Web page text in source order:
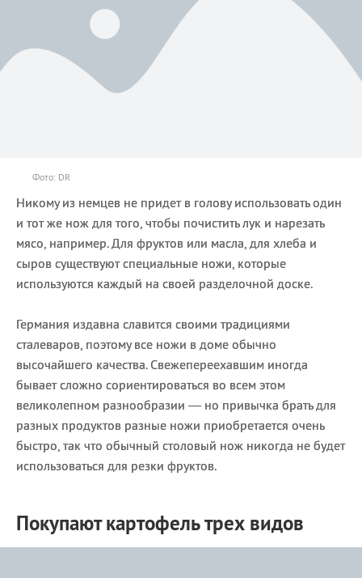
Фото: DR
Никому из немцев не придет в голову использовать один
и тот же нож для того, чтобы почистить лук и нарезать
мясо, например. Для фруктов или масла, для хлеба и
сыров существуют специальные ножи, которые
используются каждый на своей разделочной доске.
Германия издавна славится своими традициями
сталеваров, поэтому все ножи в доме обычно
высочайшего качества. Свежепереехавшим иногда
бывает сложно сориентироваться во всем этом
великолепном разнообразии — но привычка брать для
разных продуктов разные ножи приобретается очень
быстро, так что обычный столовый нож никогда не будет
использоваться для резки фруктов.
Покупают картофель трех видов